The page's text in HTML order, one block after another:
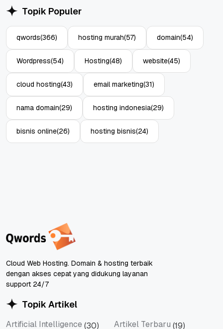
Topik Populer
qwords(366) hosting murah(57) domain(54)
Wordpress(54) Hosting(48) website(45)
cloud hosting(43) email marketing(31)
nama domain(29) hosting indonesia(29)
bisnis online(26) hosting bisnis(24)
Cloud Web Hosting. Domain & hosting terbaik
dengan akses cepat yang didukung layanan
support 24/7
Topik Artikel
Artificial Intelligence (30) Artikel Terbaru (19)